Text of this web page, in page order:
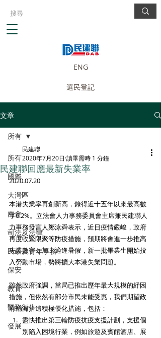
ENG
選民登記
文章
所有
國際
大灣區
兩會
司法及法律
民政及青年事務
保安
教育
醫務衛生
發展
所有
民建聯回應最新失業率
民建聯
2020年7月20日 讀畢需時 1 分鐘
2020.07.20
本港失業率再創新高，錄得近十五年以來最高數
字6.2%。立法會人力事務委員會主席兼民建聯人
力事務發言人鄭泳舜表示，近日疫情嚴峻，政府
再度收緊限聚等防疫措施，預期將會進一步推高
失業數字；加上適逢暑假，新一批畢業生開始投
入勞動市場，勢將擴大本港失業問題。
雖然政府強調，當局已推出歷年最大規模的紓困
措施，但依然有部分市民未能受惠，我們期望政
府補漏拾遺積極優化措施，包括：
盡快推出第三輪防疫抗疫支援計劃，支援個
別陷入困境行業，例如旅遊及賓館酒店、展